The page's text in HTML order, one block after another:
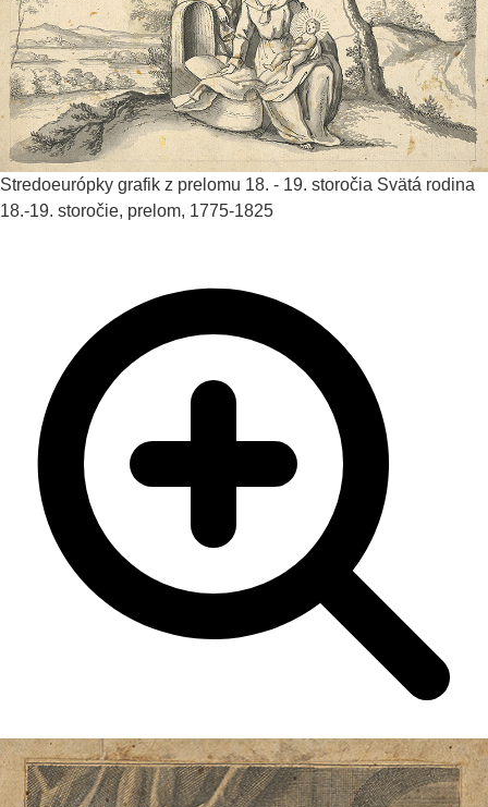
Stredoeurópky grafik z prelomu 18. - 19. storočia Svätá rodina
18.-19. storočie, prelom, 1775-1825